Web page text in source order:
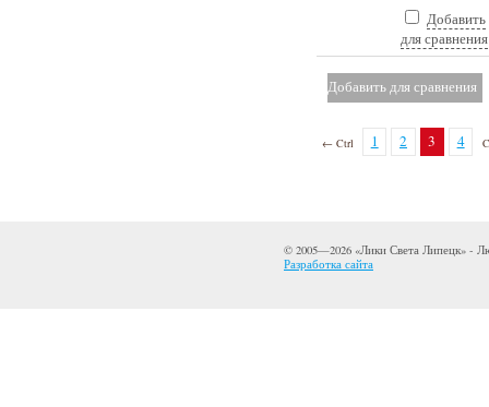
Добавить
для сравнения
← Ctrl 1 2 3 4
© 2005—2026 «Лики Света Липецк» -
Разработка сайта